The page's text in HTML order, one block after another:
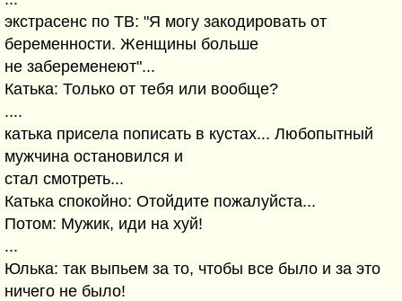
экстрасенс по ТВ: "Я могу закодировать от
беременности. Женщины больше
не забеременеют"...
Катька: Только от тебя или вообще?
....
катька присела пописать в кустах... Любопытный
мужчина остановился и
стал смотреть...
Катька спокойно: Отойдите пожалуйста...
Потом: Мужик, иди на хуй!
...
Юлька: так выпьем за то, чтобы все было и за это
ничего не было!